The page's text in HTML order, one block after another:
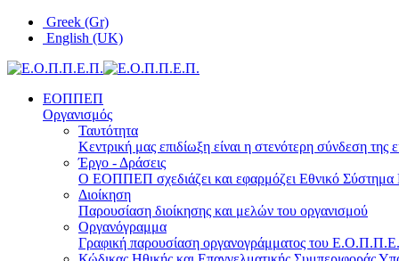
Greek (Gr)
English (UK)
ΕΟΠΠΕΠ
Οργανισμός
Ταυτότητα
Κεντρική μας επιδίωξη είναι η στενότερη σύνδεση της
Έργο - Δράσεις
Ο ΕΟΠΠΕΠ σχεδιάζει και εφαρμόζει Eθνικό Σύστημα
Διοίκηση
Παρουσίαση διοίκησης και μελών του οργανισμού
Οργανόγραμμα
Γραφική παρουσίαση οργανογράμματος του